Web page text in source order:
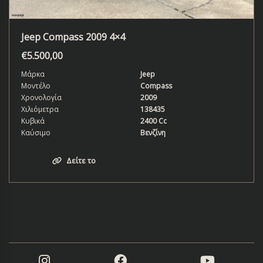
Jeep Compass 2009 4×4
€5.500,00
Μάρκα
Jeep
Μοντέλο
Compass
Χρονολογία
2009
Χιλιόμετρα
138435
Κυβικά
2400 Cc
Καύσιμο
Βενζίνη
Δείτε το